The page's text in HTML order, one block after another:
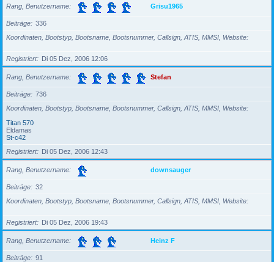
Rang, Benutzername Grisu1965
Beiträge
336
Koordinaten, Bootstyp, Bootsname, Bootsnummer, Callsign, ATIS, MMSI, Website
Registriert Di 05 Dez, 2006 12:06
Rang, Benutzername Stefan
Beiträge
736
Koordinaten, Bootstyp, Bootsname, Bootsnummer, Callsign, ATIS, MMSI, Website
Titan 570
Eldamas
St-c42
Registriert
Di 05 Dez, 2006 12:43
Rang, Benutzername downsauger
Beiträge
32
Koordinaten, Bootstyp, Bootsname, Bootsnummer, Callsign, ATIS, MMSI, Website
Registriert Di 05 Dez, 2006 19:43
Rang, Benutzername Heinz F
Beiträge
91